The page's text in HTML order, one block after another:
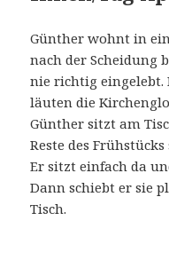
Günther wohnt in
nach der Scheidung
nie richtig eingelebt.
läuten die
Günther sitzt am
Reste des
Er sitzt einfach da
Dann schiebt er sie
Tisch.